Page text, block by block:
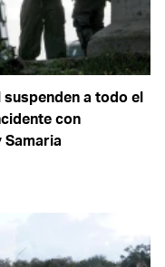
suspenden a todo el
con
Samaria